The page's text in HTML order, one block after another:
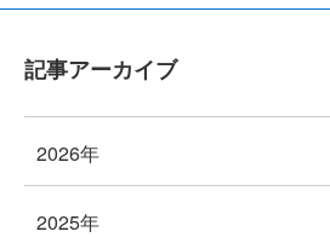
記事アーカイブ
2026年
2025年